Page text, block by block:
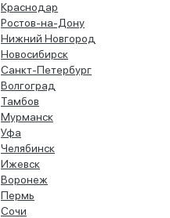
Краснодар
Ростов-на-Дону
Нижний Новгород
Новосибирск
Санкт-Петербург
Волгоград
Тамбов
Мурманск
Уфа
Челябинск
Ижевск
Воронеж
Пермь
Сочи